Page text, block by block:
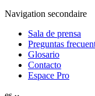
Navigation secondaire
Sala de prensa
Preguntas
Glosario
Contacto
Espace Pro